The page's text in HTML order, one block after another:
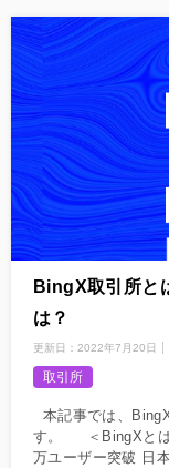
BingX取引所と
は？
更新日： 2022年7月20日
取引所
本記事では、
す。 ＜BingXとは
万ユーザー突破 日